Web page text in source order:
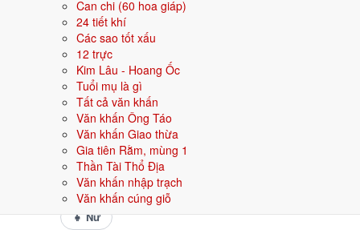
Can chi (60 hoa giáp)
24 tiết khí
Các sao tốt xấu
12 trực
Kim Lâu - Hoang Ốc
Tuổi mụ là gì
Tất cả văn khấn
Văn khấn Ông Táo
Văn khấn Giao thừa
Gia tiên Rằm, mùng 1
Thần Tài Thổ Địa
Văn khấn nhập trạch
Văn khấn cúng giỗ
40 (Trung niên), người sinh năm 1986 nên ưu tiên các chủ
Sức khỏe
Con cái - giáo dục
Đặt tên cho người sinh năm 1986 mệnh Hỏa
Khi đặt tên cho người sinh năm1986
bộ chữ Hán thuộc hành bản mệnh hoặc hành tương sinh; tránh bộ chữ
thuộc hành tương khắc. Dưới đây là gợi ý cho
👦 Nam 👧 Nữ